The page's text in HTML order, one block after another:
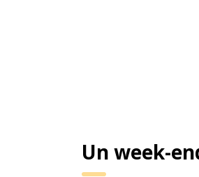
Un week-